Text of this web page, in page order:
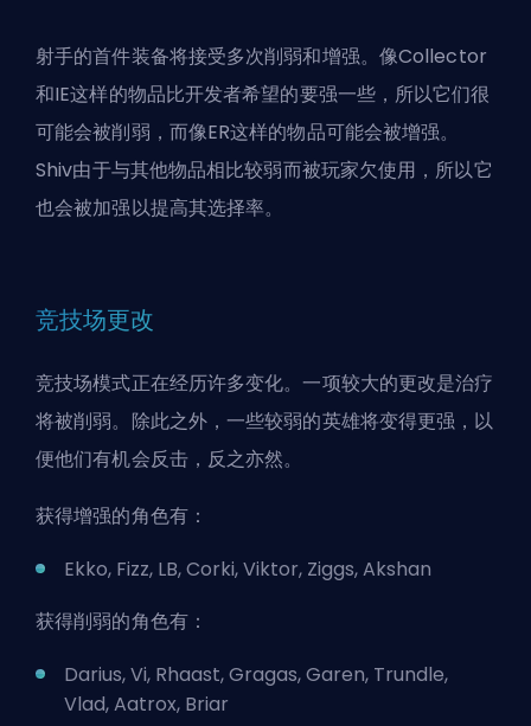
射手的首件装备将接受多次削弱和增强。像Collector
和IE这样的物品比开发者希望的要强一些，所以它们很
可能会被削弱，而像ER这样的物品可能会被增强。
Shiv由于与其他物品相比较弱而被玩家欠使用，所以它
也会被加强以提高其选择率。
竞技场更改
竞技场模式正在经历许多变化。一项较大的更改是治疗
将被削弱。除此之外，一些较弱的英雄将变得更强，以
便他们有机会反击，反之亦然。
获得增强的角色有：
Ekko, Fizz, LB, Corki, Viktor, Ziggs, Akshan
获得削弱的角色有：
Darius, Vi, Rhaast, Gragas, Garen, Trundle,
Vlad, Aatrox, Briar